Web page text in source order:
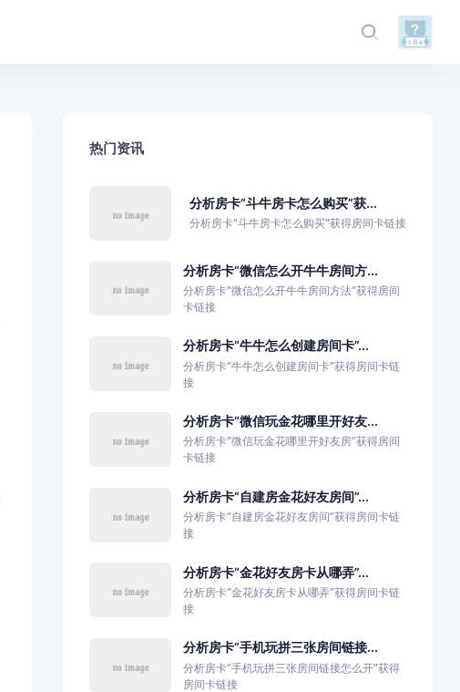
热门资讯
分析房卡“斗牛房卡怎么购买”获...
分析房卡“斗牛房卡怎么购买”获得房间卡链接
分析房卡“微信怎么开牛牛房间方...
分析房卡“微信怎么开牛牛房间方法”获得房间
卡链接
分析房卡“牛牛怎么创建房间卡”...
分析房卡“牛牛怎么创建房间卡”获得房间卡链
接
分析房卡“微信玩金花哪里开好友...
分析房卡“微信玩金花哪里开好友房”获得房间
卡链接
分析房卡“自建房金花好友房间”...
分析房卡“自建房金花好友房间”获得房间卡链
接
分析房卡“金花好友房卡从哪弄”...
分析房卡“金花好友房卡从哪弄”获得房间卡链
接
分析房卡“手机玩拼三张房间链接...
分析房卡“手机玩拼三张房间链接怎么开”获得
房间卡链接